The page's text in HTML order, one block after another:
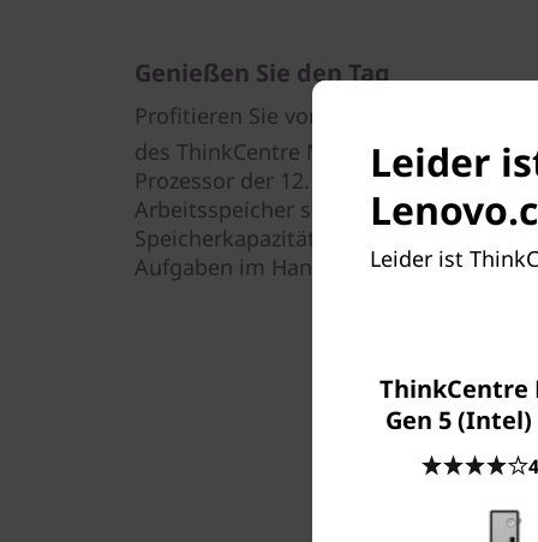
Genießen Sie den Tag
Profitieren Sie von der megaschnellen
des ThinkCentre Neo 50s. Mit dem
Prozessor der 12. Generation und bis
Arbeitsspeicher sowie enormen
Speicherkapazitäten erledigt dieser
Aufgaben im Handumdrehen und
Leider
Leider ist
ThinkCentre
Gen 5 (Intel)